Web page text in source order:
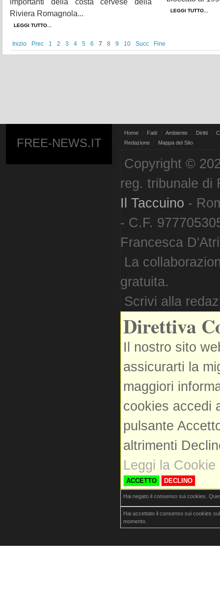
importanti della costa cervese della
Riviera Romagnola...
LEGGI TUTTO...
LEGGI TUTTO...
Inizio Prec 1 2 3 4 5 6 7 8 9 10 Succ Fine
FREE-NEWS.IT
Home Fatti Ambiente Diritti
Redazione
Mappa del Sito
Copyright ©
reg. tribunale di
Il Taccuino -
- C.F.
Francesca
La
gratuita.
Scrivi alla
Direttiva
Il nostro sito
assicurarti la
maggiori
cookies accedi
pulsante
altrimenti
Leggi la Cookie
ACCETTO DECLINO
Hai negato il consenso sui cookies.
Hai accettato il consenso sui cookies
momento.